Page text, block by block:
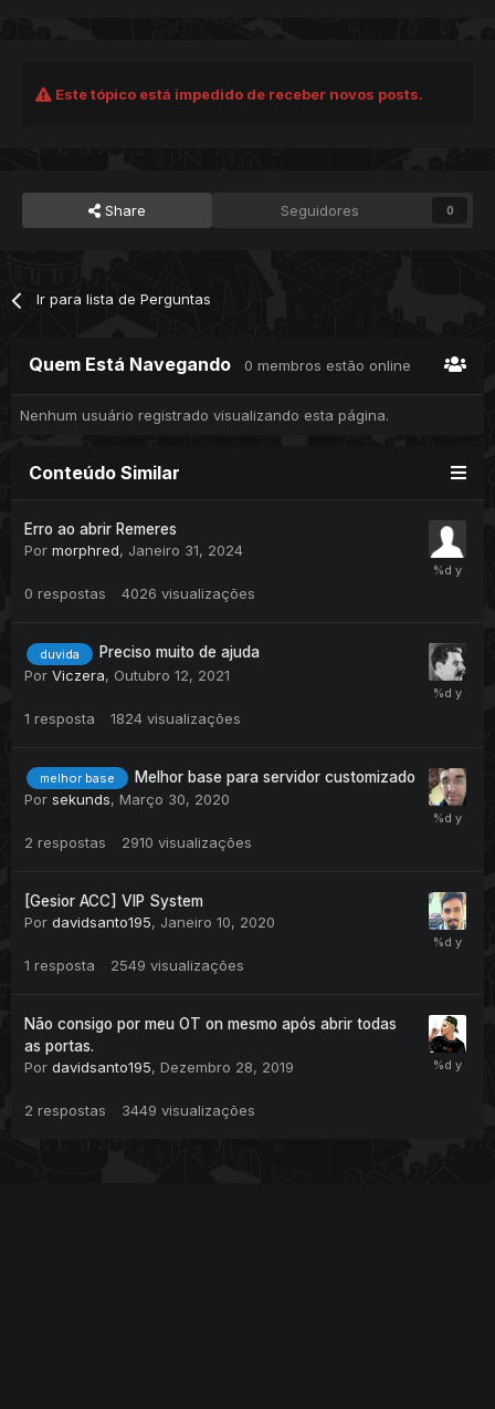
Este tópico está impedido de receber novos posts.
Share Seguidores 0
Ir para lista de Perguntas
Quem Está Navegando 0 membros estão online
Nenhum usuário registrado visualizando esta página.
Conteúdo Similar
Erro ao abrir Remeres
Por morphred, Janeiro 31, 2024
0 respostas 4026 visualizações
duvida
Preciso muito de ajuda
Por Viczera, Outubro 12, 2021
1 resposta 1824 visualizações
melhor base
Melhor base para servidor customizado
Por sekunds, Março 30, 2020
2 respostas 2910 visualizações
[Gesior ACC] VIP System
Por davidsanto195, Janeiro 10, 2020
1 resposta 2549 visualizações
Não consigo por meu OT on mesmo após abrir todas
as portas.
Por davidsanto195, Dezembro 28, 2019
2 respostas 3449 visualizações